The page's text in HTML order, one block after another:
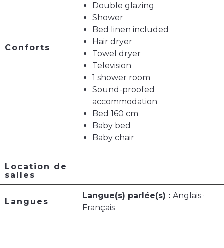
Conforts
Double glazing
Shower
Bed linen included
Hair dryer
Towel dryer
Television
1 shower room
Sound-proofed
accommodation
Bed 160 cm
Baby bed
Baby chair
Location de
salles
Langues
Langue(s) parlée(s) : Anglais ·
Français